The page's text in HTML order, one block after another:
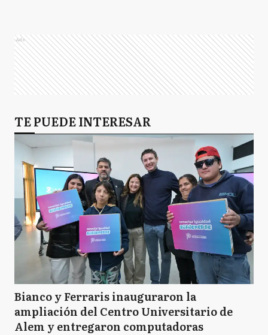
Ads
TE PUEDE INTERESAR
Bianco y Ferraris inauguraron la
ampliación del Centro Universitario de
Alem y entregaron computadoras